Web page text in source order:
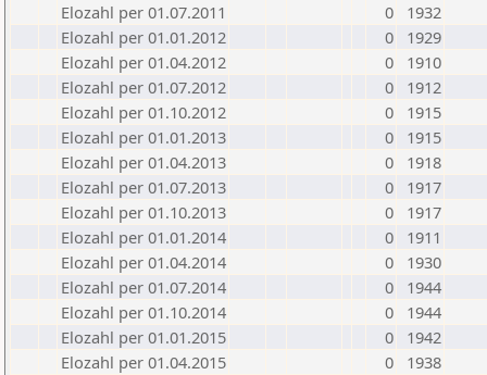
Elozahl per 01.07.2011
0
1932
Elozahl per 01.01.2012
0
1929
Elozahl per 01.04.2012
0
1910
Elozahl per 01.07.2012
0
1912
Elozahl per 01.10.2012
0
1915
Elozahl per 01.01.2013
0
1915
Elozahl per 01.04.2013
0
1918
Elozahl per 01.07.2013
0
1917
Elozahl per 01.10.2013
0
1917
Elozahl per 01.01.2014
0
1911
Elozahl per 01.04.2014
0
1930
Elozahl per 01.07.2014
0
1944
Elozahl per 01.10.2014
0
1944
Elozahl per 01.01.2015
0
1942
Elozahl per 01.04.2015
0
1938